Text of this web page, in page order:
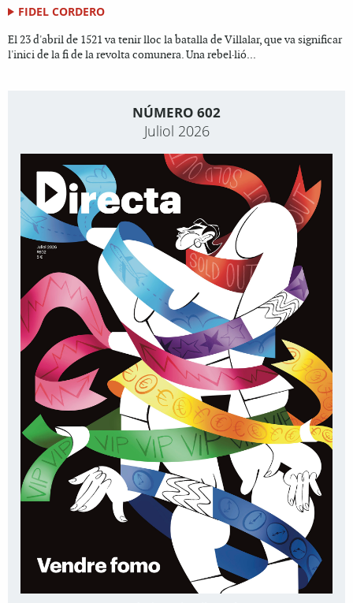
FIDEL CORDERO
El 23 d'abril de 1521 va tenir lloc la batalla de Villalar, que va significar
l'inici de la fi de la revolta comunera. Una rebel·lió...
NÚMERO 602
Juliol 2026